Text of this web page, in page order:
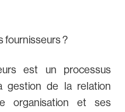
fournisseurs ?
est un processus
gestion de la relation
organisation et ses